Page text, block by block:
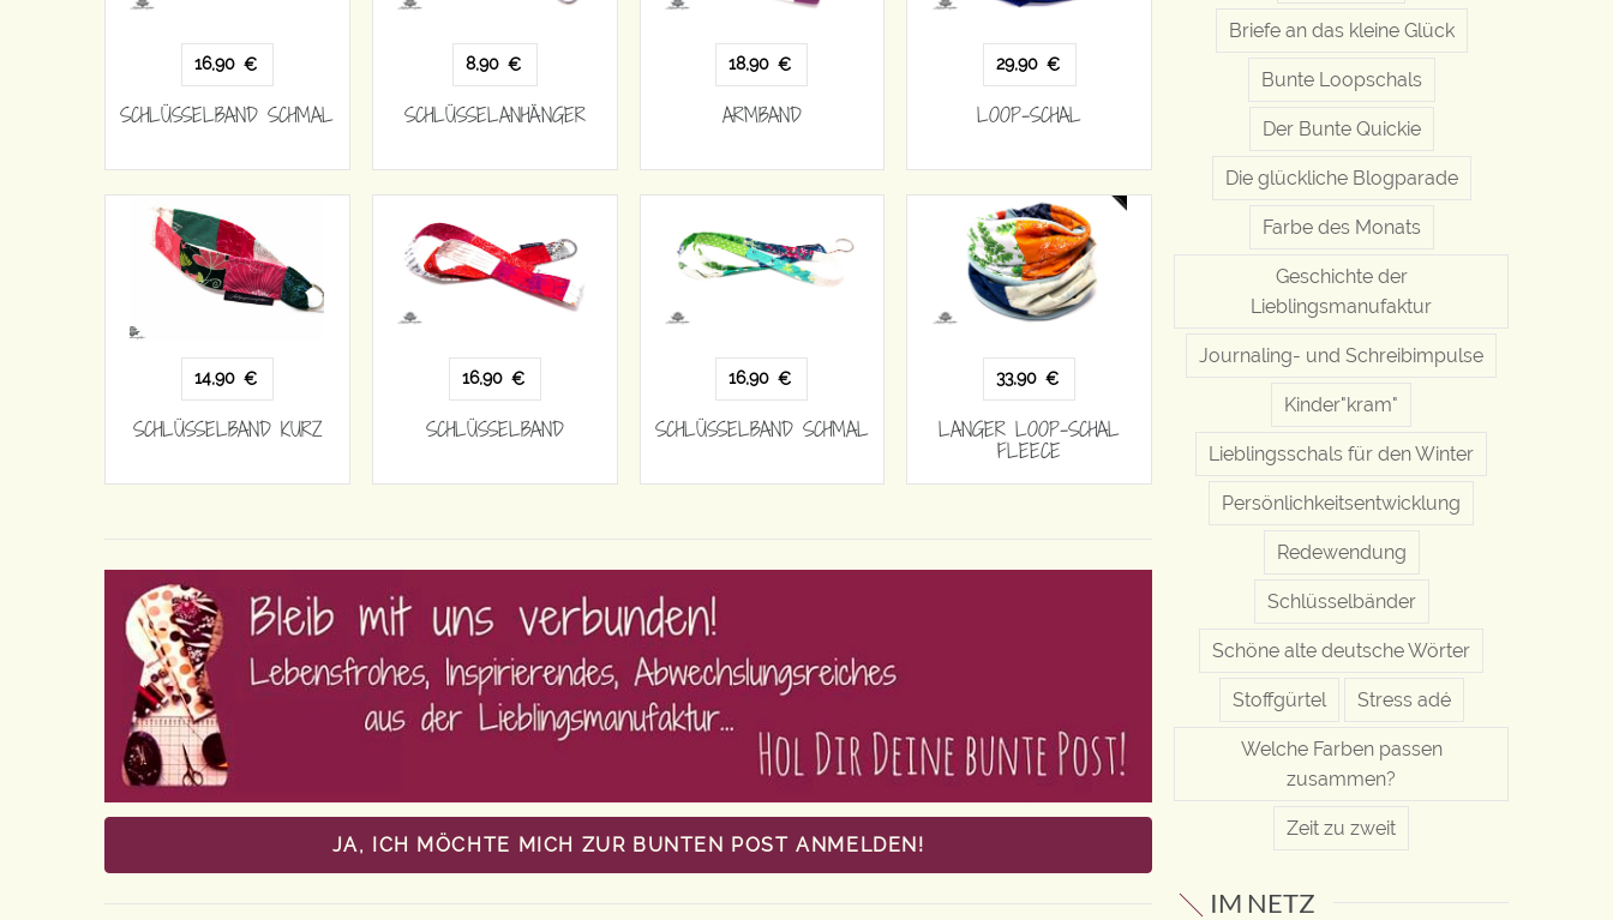
16,90 €
SCHLÜSSELBAND SCHMAL
8,90 €
SCHLÜSSELANHÄNGER
18,90 €
ARMBAND
29,90 €
LOOP-SCHAL
14,90 €
SCHLÜSSELBAND KURZ
16,90 €
SCHLÜSSELBAND
16,90 €
SCHLÜSSELBAND SCHMAL
33,90 €
LANGER LOOP-SCHAL
FLEECE
JA, ICH MÖCHTE MICH ZUR BUNTEN POST ANMELDEN!
Briefe an das kleine Glück
Bunte Loopschals
Der Bunte Quickie
Die glückliche Blogparade
Farbe des Monats
Geschichte der
Lieblingsmanufaktur
Journaling- und Schreibimpulse
Kinder"kram"
Lieblingsschals für den Winter
Persönlichkeitsentwicklung
Redewendung
Schlüsselbänder
Schöne alte deutsche Wörter
Stoffgürtel Stress adé
Welche Farben passen
zusammen?
Zeit zu zweit
IM NETZ